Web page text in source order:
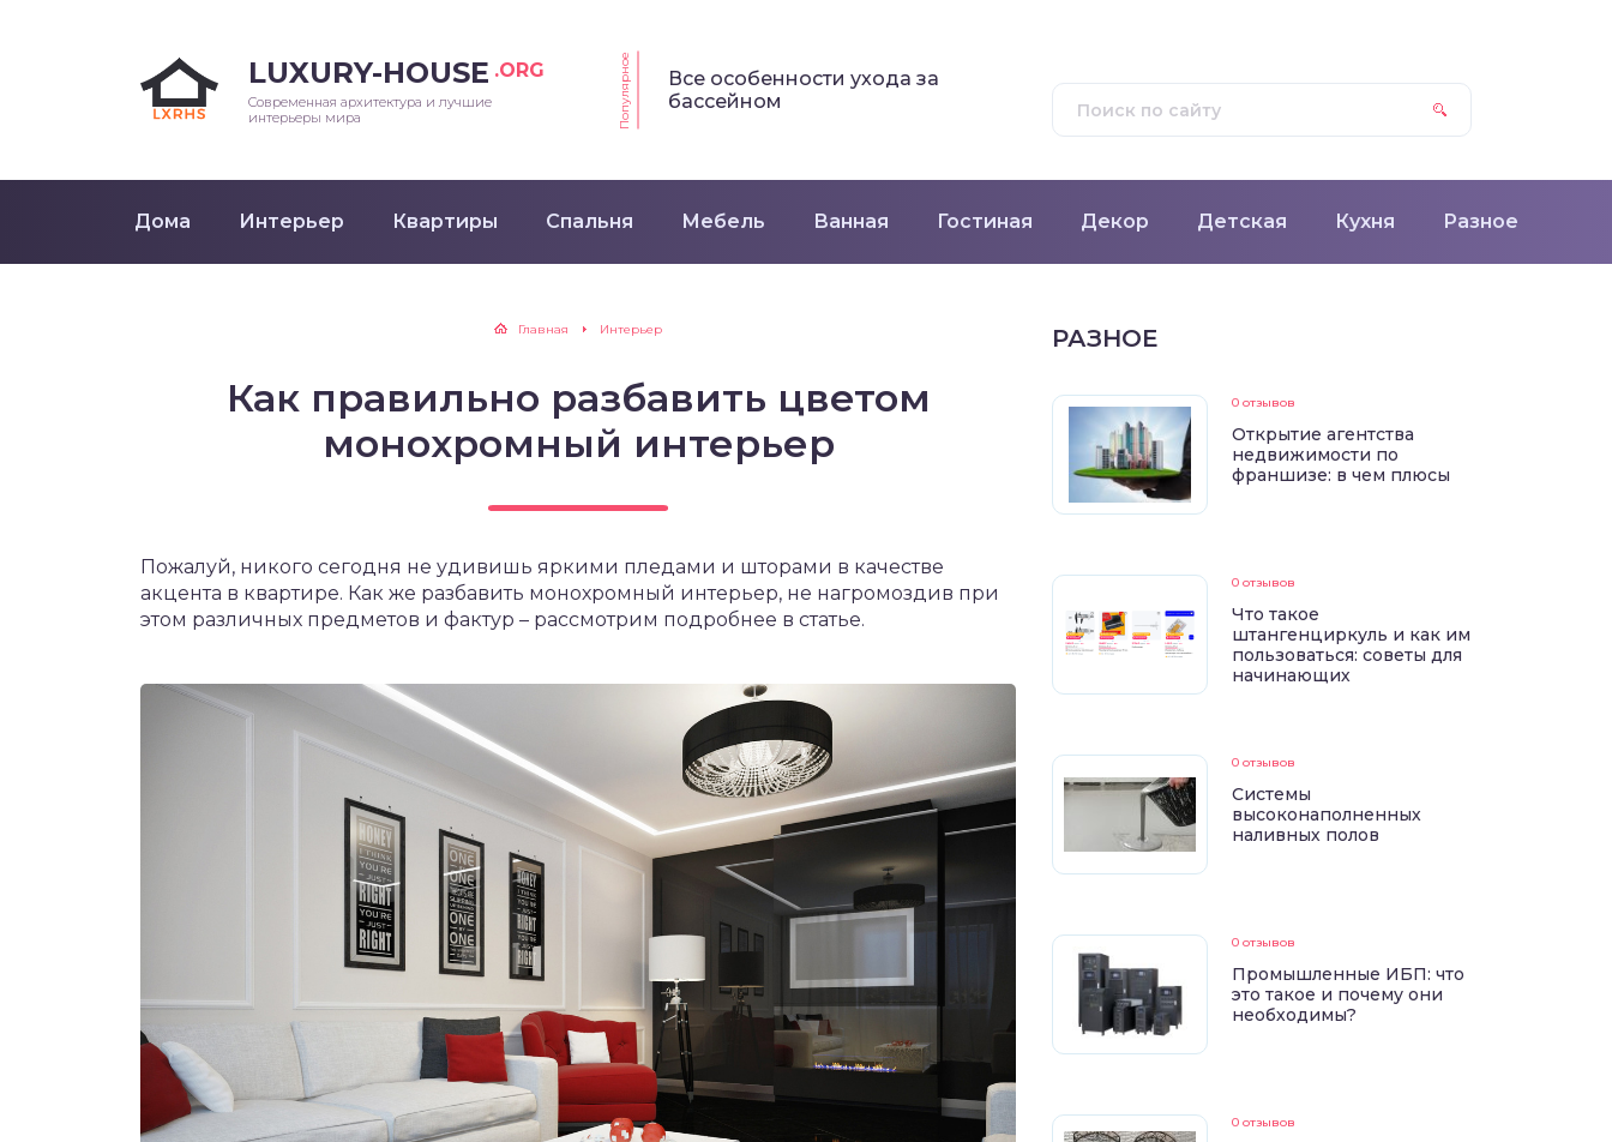
LUXURY-HOUSE .ORG
Современная архитектура и лучшие
интерьеры мира
Популярное
Все особенности ухода за
бассейном
Дома Интерьер Квартиры Спальня Мебель Ванная Гостиная Декор Детская Кухня Разное
Главная Интерьер
Как правильно разбавить цветом
монохромный интерьер
Пожалуй, никого сегодня не удивишь яркими пледами и шторами в качестве
акцента в квартире. Как же разбавить монохромный интерьер, не нагромоздив при
этом различных предметов и фактур – рассмотрим подробнее в статье.
РАЗНОЕ
0 отзывов
Открытие агентства
недвижимости по
франшизе: в чем плюсы
0 отзывов
Что такое
штангенциркуль и как им
пользоваться: советы для
начинающих
0 отзывов
Системы
высоконаполненных
наливных полов
0 отзывов
Промышленные ИБП: что
это такое и почему они
необходимы?
0 отзывов